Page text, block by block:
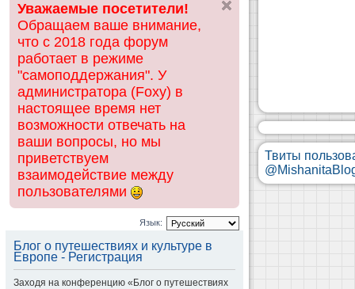
ск
Уважаемые посетители!
Обращаем ваше внимание,
что с 2018 года форум
работает в режиме
"самоподдержания". У
администратора (Foxy) в
настоящее время нет
возможности отвечать на
ваши вопросы, но мы
приветствуем
взаимодействие между
пользователями
Язык:
Блог о путешествиях и культуре в
Европе - Регистрация
Заходя на конференцию «Блог о путешествиях
Твиты